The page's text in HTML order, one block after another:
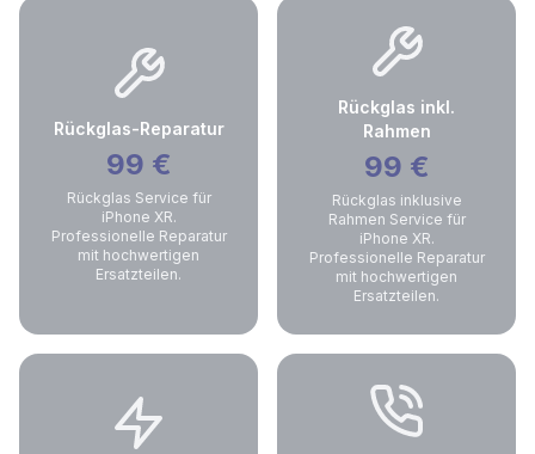
Rückglas-Reparatur
99 €
Rückglas Service für
iPhone XR.
Professionelle Reparatur
mit hochwertigen
Ersatzteilen.
Rückglas inkl.
Rahmen
99 €
Rückglas inklusive
Rahmen Service für
iPhone XR.
Professionelle Reparatur
mit hochwertigen
Ersatzteilen.